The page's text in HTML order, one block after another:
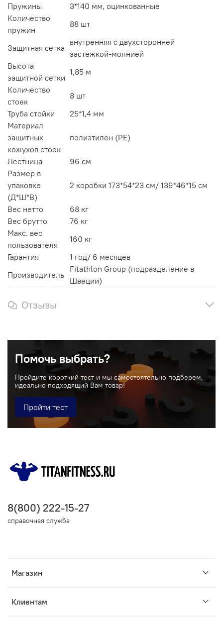
Пружины
3*140 мм, оцинкованные
Количество
пружин
88 шт
Защитная сетка
внутренняя с двухсторонней
застежкой-молнией
Высота
защитной сетки
1,85 м
Количество
стоек
8 шт
Труба стойки
25*1,4 мм
Материал
защитных
кожухов стоек
полиэтилен (PE)
Лестница
96 см
Размер в
упаковке
(Д*Ш*В)
2 коробки 173*54*23 см/ 139*46*15 см
Вес нетто
68 кг
Вес брутто
76 кг
Макс. вес
пользователя
160 кг
Гарантия
1 год/ 6 месяцев
Производитель
Fitathlon Group (подразделение в
Швеции)
Отзывы
Помочь выбрать?
Пройдите короткий тест и мы самостоятельно подберем,
идеально подходящий Вам товар!
Пройти тест
Магазин
Клиентам
8(800) 222-15-27
справочная служба